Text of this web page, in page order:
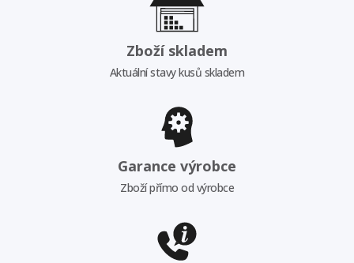
Zboží skladem
Aktuální stavy kusů skladem
Garance výrobce
Zboží přímo od výrobce